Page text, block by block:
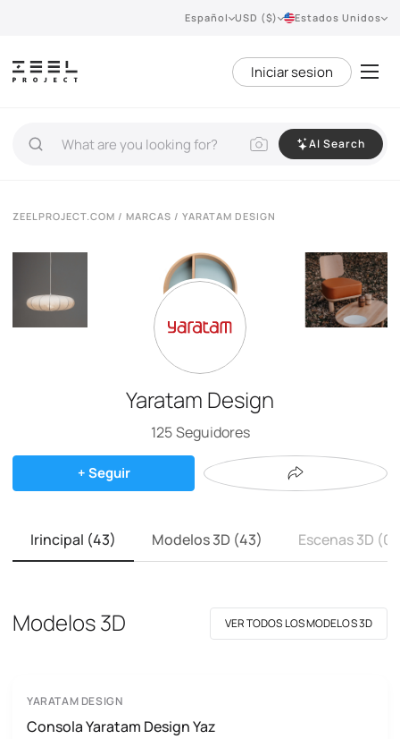
Español USD ($) Estados Unidos
Iniciar sesion
AI Search
ZEELPROJECT.COM / MARCAS / YARATAM DESIGN
Yaratam Design
125 Seguidores
+ Seguir
Irincipal (43) Modelos 3D (43) Escenas 3D (0)
Modelos 3D VER TODOS LOS MODELOS 3D
YARATAM DESIGN
Consola Yaratam Design Yaz